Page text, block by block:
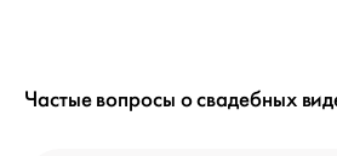
Частые вопросы о свадебных